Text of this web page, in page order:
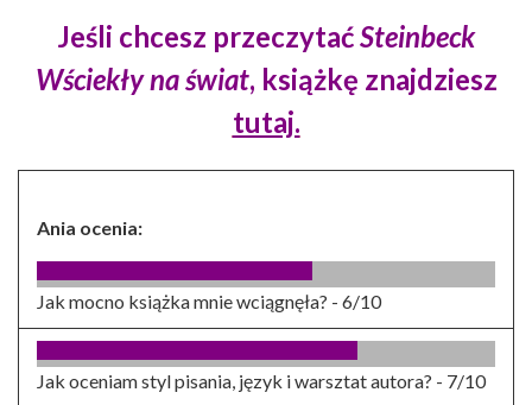
Jeśli chcesz przeczytaćSteinbeck
Wściekły na świat, książkę znajdziesz
tutaj.
Ania ocenia:
Jak mocno książka mnie wciągnęła? - 6/10
Jak oceniam styl pisania, język i warsztat autora? - 7/10